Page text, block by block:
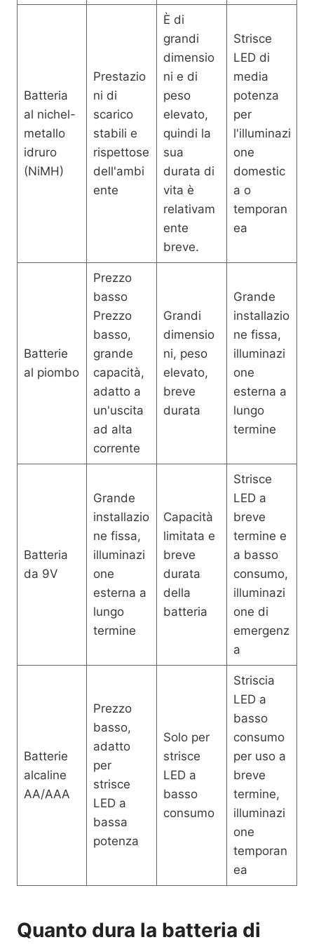
Batteria
al nichel-
metallo
idruro
(NiMH)
Prestazio
ni di
scarico
stabili e
rispettose
dell'ambi
ente
È di
grandi
dimensio
ni e di
peso
elevato,
quindi la
sua
durata di
vita è
relativam
ente
breve.
Strisce
LED di
media
potenza
per
l'illuminazi
one
domestic
a o
temporan
ea
Batterie
al piombo
Prezzo
basso
Prezzo
basso,
grande
capacità,
adatto a
un'uscita
ad alta
corrente
Grandi
dimensio
ni, peso
elevato,
breve
durata
Grande
installazio
ne fissa,
illuminazi
one
esterna a
lungo
termine
Batteria
da 9V
Grande
installazio
ne fissa,
illuminazi
one
esterna a
lungo
termine
Capacità
limitata e
breve
durata
della
batteria
Strisce
LED a
breve
termine e
a basso
consumo,
illuminazi
one di
emergenz
a
Batterie
alcaline
AA/AAA
Prezzo
basso,
adatto
per
strisce
LED a
bassa
potenza
Solo per
strisce
LED a
basso
consumo
Striscia
LED a
basso
consumo
per uso a
breve
termine,
illuminazi
one
temporan
ea
Quanto dura la batteria di